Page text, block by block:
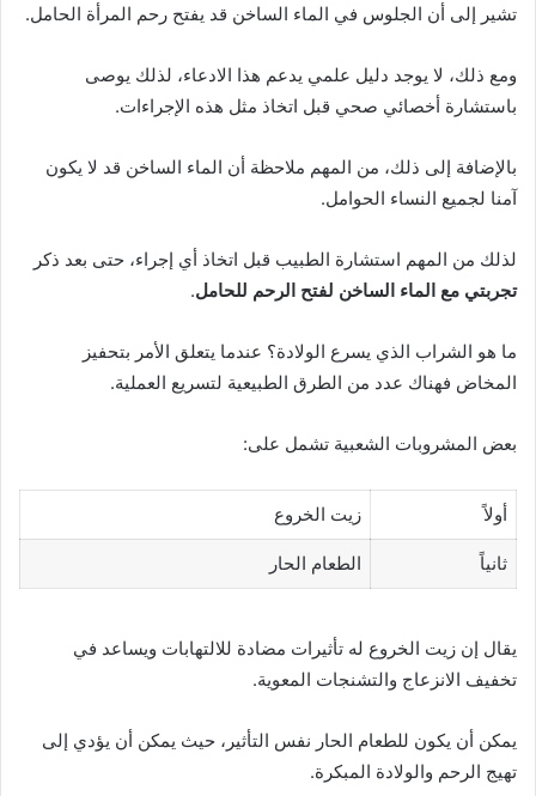
تشير إلى أن الجلوس في الماء الساخن قد يفتح رحم المرأة الحامل.
ومع ذلك، لا يوجد دليل علمي يدعم هذا الادعاء، لذلك يوصى
باستشارة أخصائي صحي قبل اتخاذ مثل هذه الإجراءات.
بالإضافة إلى ذلك، من المهم ملاحظة أن الماء الساخن قد لا يكون
آمنا لجميع النساء الحوامل.
لذلك من المهم استشارة الطبيب قبل اتخاذ أي إجراء، حتى بعد ذكر
تجربتي مع الماء الساخن لفتح الرحم للحامل.
ما هو الشراب الذي يسرع الولادة؟ عندما يتعلق الأمر بتحفيز
المخاض فهناك عدد من الطرق الطبيعية لتسريع العملية.
بعض المشروبات الشعبية تشمل على:
أولاً زيت الخروع
ثانياً الطعام الحار
يقال إن زيت الخروع له تأثيرات مضادة للالتهابات ويساعد في
تخفيف الانزعاج والتشنجات المعوية.
يمكن أن يكون للطعام الحار نفس التأثير، حيث يمكن أن يؤدي إلى
تهيج الرحم والولادة المبكرة.